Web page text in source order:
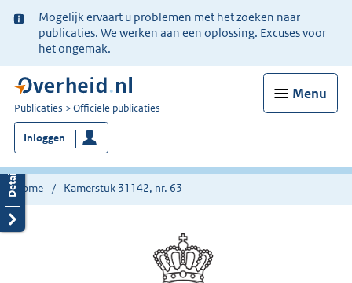
Ter
informatie:
Mogelijk ervaart u problemen met het zoeken naar
publicaties. We werken aan een oplossing. Excuses voor
het ongemak.
Menu
U
bent
nu
hier:
Publicaties Officiële publicaties
Inloggen
Home Kamerstuk 31142, nr. 63